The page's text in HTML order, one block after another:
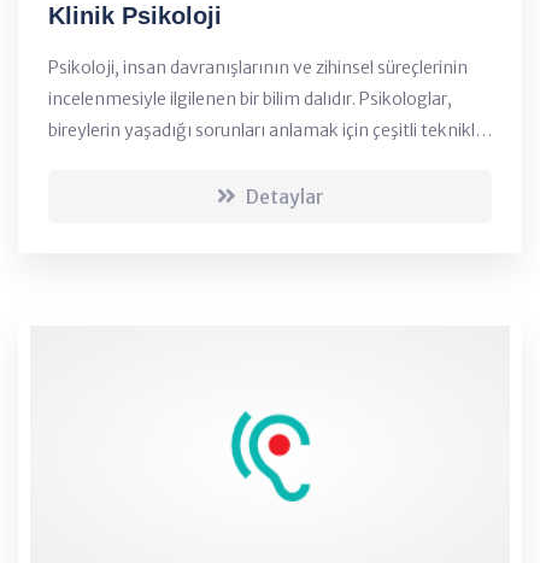
Klinik Psikoloji
Psikoloji, insan davranışlarının ve zihinsel süreçlerinin
incelenmesiyle ilgilenen bir bilim dalıdır. Psikologlar,
bireylerin yaşadığı sorunları anlamak için çeşitli teknikler
artırmayı hedeflerler...
Detaylar